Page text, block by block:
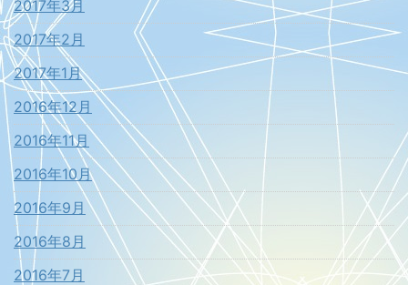
2017年3月
2017年2月
2017年1月
2016年12月
2016年11月
2016年10月
2016年9月
2016年8月
2016年7月